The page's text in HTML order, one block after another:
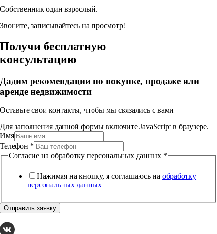
Собственник один взрослый.
Звоните, записывайтесь на просмотр!
Получи бесплатную
консультацию
Дадим рекомендации по покупке, продаже или
аренде недвижимости
Оставьте свои контакты, чтобы мы связались с вами
Для заполнения данной формы включите JavaScript в браузере.
Имя
Телефон *
Согласие на обработку персональных данных *
Нажимая на кнопку, я соглашаюсь на обработку
персональных данных
Отправить заявку